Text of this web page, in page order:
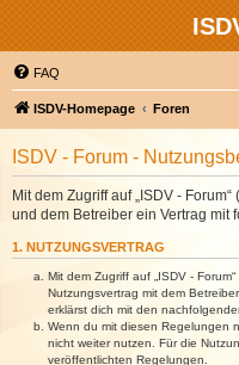
FAQ
ISDV-Homepage Foren
ISDV - Forum -
Mit dem Zugriff auf „ISDV -
und dem Betreiber ein Vertrag
1. NUTZUNGSVERTRAG
Mit dem Zugriff auf „ISDV -
Nutzungsvertrag mit dem
erklärst dich mit den
Wenn du mit diesen Regelungen
nicht weiter nutzen. Für die
veröffentlichten Regelungen.